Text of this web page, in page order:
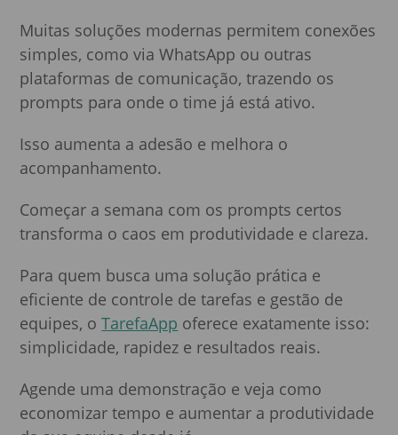
Muitas soluções modernas permitem conexões
simples, como via WhatsApp ou outras
plataformas de comunicação, trazendo os
prompts para onde o time já está ativo.
Isso aumenta a adesão e melhora o
acompanhamento.
Começar a semana com os prompts certos
transforma o caos em produtividade e clareza.
Para quem busca uma solução prática e
eficiente de controle de tarefas e gestão de
equipes, oTarefaApp oferece exatamente isso:
simplicidade, rapidez e resultados reais.
Agende uma demonstração e veja como
economizar tempo e aumentar a produtividade